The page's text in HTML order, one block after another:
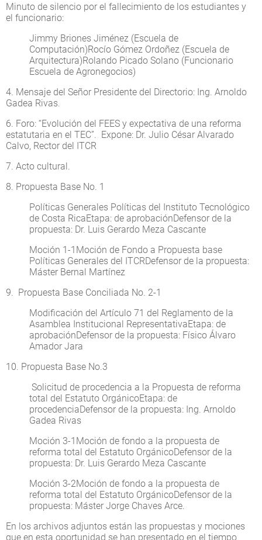
Minuto de silencio por el fallecimiento de los estudiantes y
el funcionario:
Jimmy Briones Jiménez (Escuela de
Computación)Rocío Gómez Ordoñez (Escuela de
Arquitectura)Rolando Picado Solano (Funcionario
Escuela de Agronegocios)
4. Mensaje del Señor Presidente del Directorio: Ing. Arnoldo
Gadea Rivas.
6. Foro: “Evolución del FEES y expectativa de una reforma
estatutaria en el TEC”. Expone: Dr. Julio César Alvarado
Calvo, Rector del ITCR
7. Acto cultural.
8. Propuesta Base No. 1
Políticas Generales Políticas del Instituto Tecnológico
de Costa RicaEtapa: de aprobaciónDefensor de la
propuesta: Dr. Luis Gerardo Meza Cascante
Moción 1-1Moción de Fondo a Propuesta base
Políticas Generales del ITCRDefensor de la propuesta:
Máster Bernal Martínez
9. Propuesta Base Conciliada No. 2-1
Modificación del Artículo 71 del Reglamento de la
Asamblea Institucional RepresentativaEtapa: de
aprobaciónDefensor de la propuesta: Físico Álvaro
Amador Jara
10. Propuesta Base No.3
Solicitud de procedencia a la Propuesta de reforma
total del Estatuto OrgánicoEtapa: de
procedenciaDefensor de la propuesta: Ing. Arnoldo
Gadea Rivas
Moción 3-1Moción de fondo a la propuesta de
reforma total del Estatuto OrgánicoDefensor de la
propuesta: Dr. Luis Gerardo Meza Cascante
Moción 3-2Moción de fondo a la propuesta de
reforma total del Estatuto OrgánicoDefensor de la
propuesta: Máster Jorge Chaves Arce.
En los archivos adjuntos están las propuestas y mociones
que en esta oportunidad se han presentado en el tiempo